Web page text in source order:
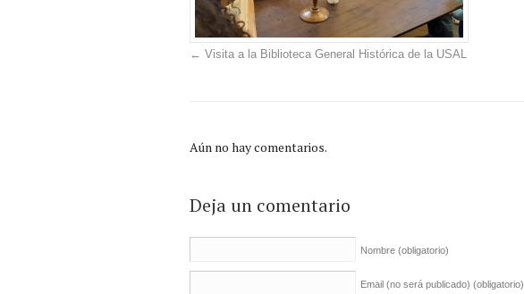
← Visita a la Biblioteca General Histórica de la USAL
Aún no hay comentarios.
Deja un comentario
Nombre (obligatorio)
Email (no será publicado) (obligatorio)